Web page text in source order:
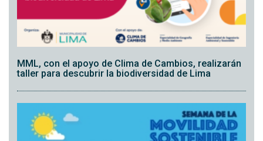
MML, con el apoyo de Clima de Cambios, realizarán
taller para descubrir la biodiversidad de Lima